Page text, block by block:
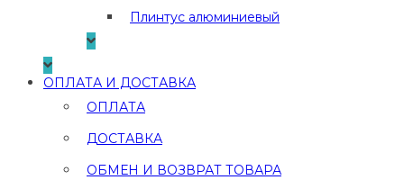
Плинтус алюминиевый
ОПЛАТА И ДОСТАВКА
ОПЛАТА
ДОСТАВКА
ОБМЕН И ВОЗВРАТ ТОВАРА